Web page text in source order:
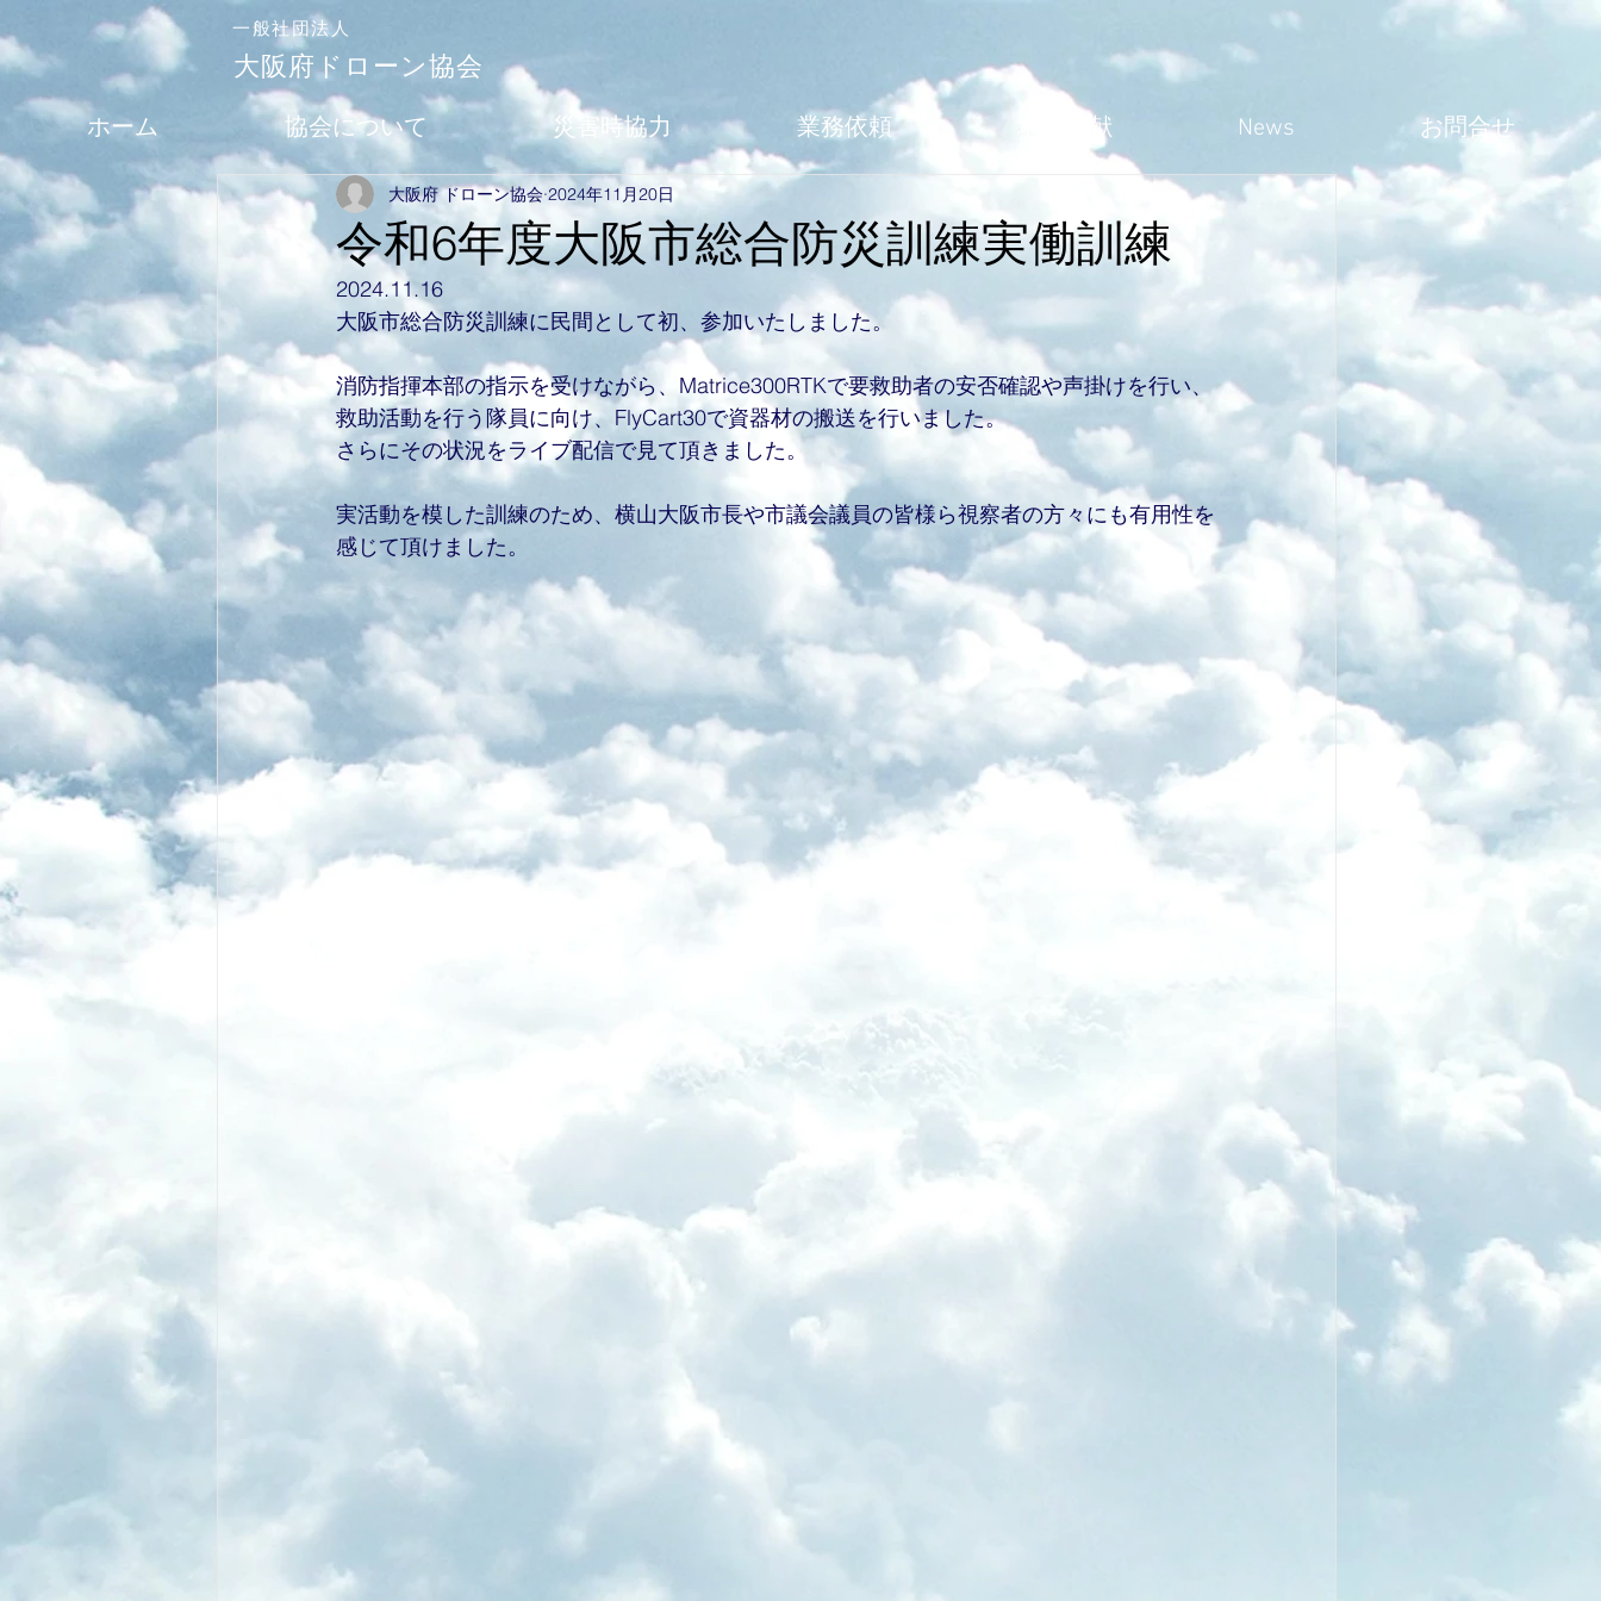
一般社団法人
大阪府ドローン協会
ホーム 協会について 災害時協力 業務依頼 地域貢献 News お問合せ
令和6年度大阪市総合防災訓練実働訓練
大阪府 ドローン協会 2024年11月20日
2024.11.16
大阪市総合防災訓練に民間として初、参加いたしました。
消防指揮本部の指示を受けながら、Matrice300RTKで要救助者の安否確認や声掛けを行い、
救助活動を行う隊員に向け、FlyCart30で資器材の搬送を行いました。
さらにその状況をライブ配信で見て頂きました。
実活動を模した訓練のため、横山大阪市長や市議会議員の皆様ら視察者の方々にも有用性を
感じて頂けました。